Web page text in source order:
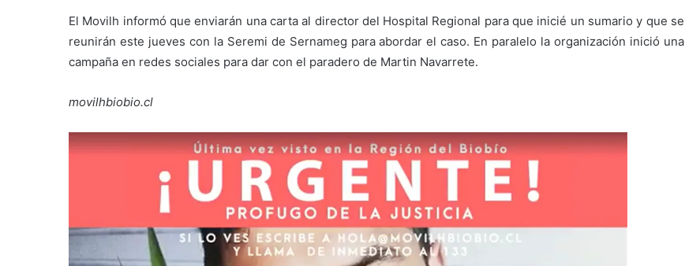
El Movilh informó que enviarán una carta al director del Hospital Regional para que inicié un sumario y que se
reunirán este jueves con la Seremi de Sernameg para abordar el caso. En paralelo la organización inició una
campaña en redes sociales para dar con el paradero de Martin Navarrete.
movilhbiobio.cl